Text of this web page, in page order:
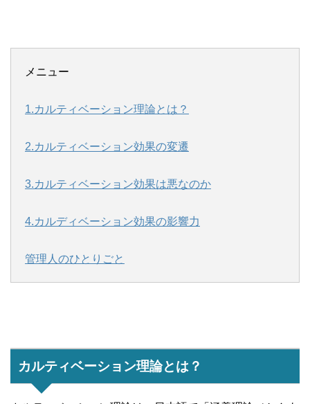
メニュー
1.カルティベーション理論とは？
2.カルティベーション効果の変遷
3.カルティベーション効果は悪なのか
4.カルディベーション効果の影響力
管理人のひとりごと
カルティベーション理論とは？